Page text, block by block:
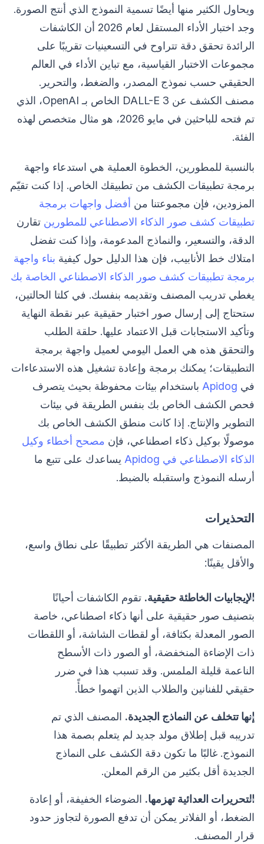
ويحاول الكثير منها أيضًا تسمية النموذج الذي أنتج الصورة.
وجد اختبار الأداء المستقل لعام 2026 أن الكاشفات
الرائدة تحقق دقة تتراوح في التسعينيات تقريبًا على
مجموعات الاختبار القياسية، مع تباين الأداء في العالم
الحقيقي حسب نموذج المصدر، والضغط، والتحرير.
مصنف الكشف عن DALL-E 3 الخاص بـ OpenAI، الذي
تم فتحه للباحثين في مايو 2026، هو مثال متخصص لهذه
الفئة.
بالنسبة للمطورين، الخطوة العملية هي استدعاء واجهة
برمجة تطبيقات الكشف من تطبيقك الخاص. إذا كنت تقيّم
المزودين، فإن مجموعتنا من أفضل واجهات برمجة
تطبيقات كشف صور الذكاء الاصطناعي للمطورين تقارن
الدقة، والتسعير، والنماذج المدعومة، وإذا كنت تفضل
امتلاك خط الأنابيب، فإن هذا الدليل حول كيفية بناء واجهة
برمجة تطبيقات كشف صور الذكاء الاصطناعي الخاصة بك
يغطي تدريب المصنف وتقديمه بنفسك. في كلتا الحالتين،
ستحتاج إلى إرسال صور اختبار حقيقية عبر نقطة النهاية
وتأكيد الاستجابات قبل الاعتماد عليها. حلقة الطلب
والتحقق هذه هي العمل اليومي لعميل واجهة برمجة
التطبيقات؛ يمكنك برمجة وإعادة تشغيل هذه الاستدعاءات
في Apidog باستخدام بيئات محفوظة بحيث يتصرف
فحص الكشف الخاص بك بنفس الطريقة في بيئات
التطوير والإنتاج. إذا كانت منطق الكشف الخاص بك
موصولًا بوكيل ذكاء اصطناعي، فإن مصحح أخطاء وكيل
الذكاء الاصطناعي في Apidog
يساعدك على تتبع ما
أرسله النموذج واستقبله بالضبط.
التحذيرات
المصنفات هي الطريقة الأكثر تطبيقًا على نطاق واسع،
والأقل يقينًا:
الإيجابيات الخاطئة حقيقية. تقوم الكاشفات أحيانًا
بتصنيف صور حقيقية على أنها ذكاء اصطناعي، خاصة
الصور المعدلة بكثافة، أو لقطات الشاشة، أو اللقطات
ذات الإضاءة المنخفضة، أو الصور ذات الأسطح
الناعمة قليلة الملمس. وقد تسبب هذا في ضرر
حقيقي للفنانين والطلاب الذين اتهموا خطأً.
إنها تتخلف عن النماذج الجديدة. المصنف الذي تم
تدريبه قبل إطلاق مولد جديد لم يتعلم بصمة هذا
النموذج. غالبًا ما تكون دقة الكشف على النماذج
الجديدة أقل بكثير من الرقم المعلن.
التحريرات العدائية تهزمها. الضوضاء الخفيفة، أو إعادة
الضغط، أو الفلاتر يمكن أن تدفع الصورة لتجاوز حدود
قرار المصنف.